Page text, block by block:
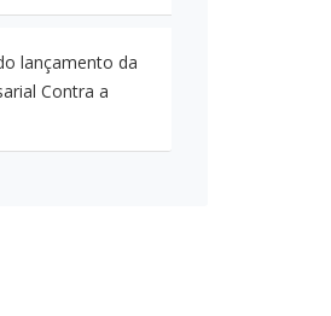
lançamento da
Contra a